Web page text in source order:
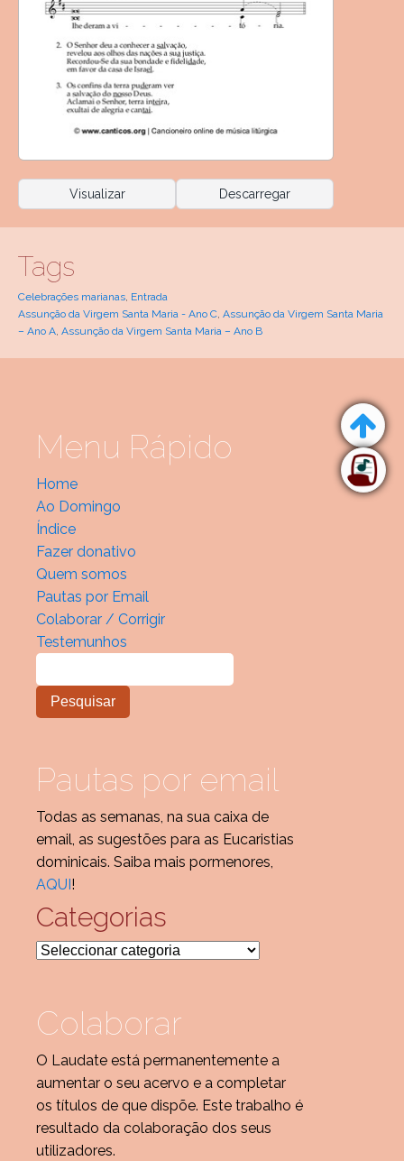
Visualizar Descarregar
Tags
Celebrações marianas, Entrada
Assunção da Virgem Santa Maria - Ano C, Assunção da Virgem Santa Maria
– Ano A, Assunção da Virgem Santa Maria – Ano B
Menu Rápido
Home
Ao Domingo
Índice
Fazer donativo
Quem somos
Pautas por Email
Colaborar / Corrigir
Testemunhos
Pautas por email
Todas as semanas, na sua caixa de
email, as sugestões para as Eucaristias
dominicais. Saiba mais pormenores,
AQUI !
Categorias
Categorias
Colaborar
O Laudate está permanentemente a
aumentar o seu acervo e a completar
os títulos de que dispõe. Este trabalho é
resultado da colaboração dos seus
utilizadores.